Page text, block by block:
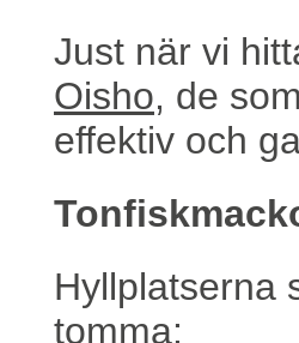
Just när vi
Oisho, de
effektiv och
Hyllplatserna
tomma: